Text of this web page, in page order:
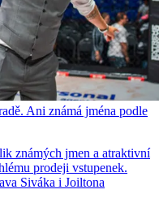
Ani známá jména podle
známých jmen a atraktivní
prodeji vstupenek.
Siváka i Joiltona